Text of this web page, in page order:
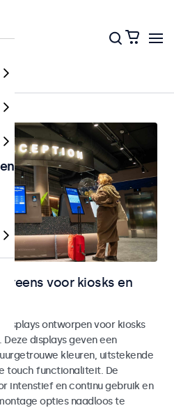
voor kiosks en
ontworpen voor kiosks
displays geven een
kleuren, uitstekende
touch functionaliteit. De
intenstief en continu gebruik en
opties naadloos te